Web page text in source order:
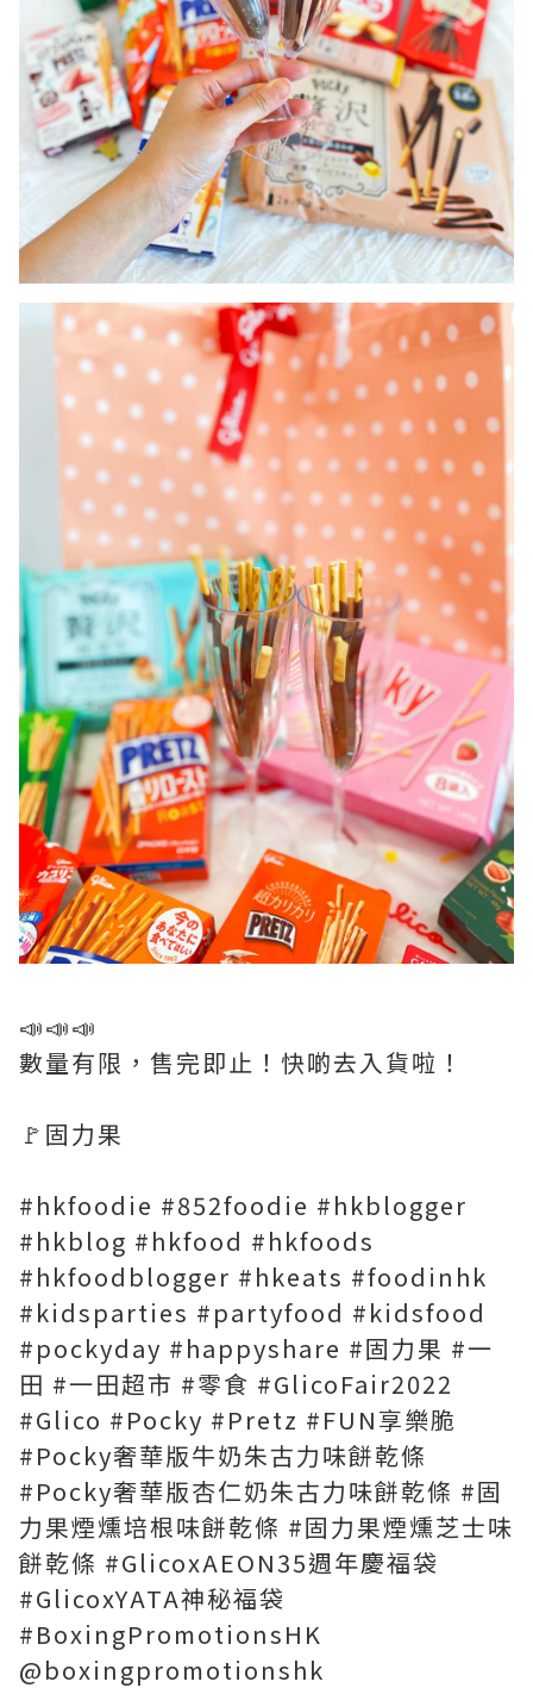
📣📣📣
數量有限，售完即止！快啲去入貨啦！
🚩固力果
#hkfoodie #852foodie #hkblogger
#hkblog #hkfood #hkfoods
#hkfoodblogger #hkeats #foodinhk
#kidsparties #partyfood #kidsfood
#pockyday #happyshare #固力果 #一
田 #一田超市 #零食 #GlicoFair2022
#Glico #Pocky #Pretz #FUN享樂脆
#Pocky奢華版牛奶朱古力味餅乾條
#Pocky奢華版杏仁奶朱古力味餅乾條 #固
力果煙燻培根味餅乾條 #固力果煙燻芝士味
餅乾條 #GlicoxAEON35週年慶福袋
#GlicoxYATA神秘福袋
#BoxingPromotionsHK
@boxingpromotionshk